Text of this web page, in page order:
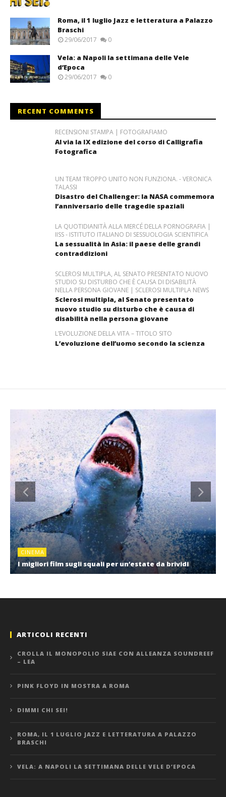
Roma, il 1 luglio Jazz e letteratura a Palazzo
Braschi
29/06/2017 0
Vela: a Napoli la settimana delle Vele
d’Epoca
29/06/2017 0
RECENT COMMENTS
RECENSIONI STAMPA | FOTOGRAFIAMO
Al via la IX edizione del corso di Calligrafia
Fotografica
UN TEAM TROPPO UNITO NON FUNZIONA. - VERONICA
TALASSI
Disastro del Challenger: la NASA commemora
l’anniversario delle tragedie spaziali
LA QUOTIDIANITÀ ALLA MERCÉ DELLA PORNOGRAFIA |
IISS - ISTITUTO ITALIANO DI SESSUOLOGIA SCIENTIFICA
La sessualità in Asia: il paese delle grandi
contraddizioni
SCLEROSI MULTIPLA, AL SENATO PRESENTATO NUOVO
STUDIO SU DISTURBO CHE È CAUSA DI DISABILITÀ
NELLA PERSONA GIOVANE | SCLEROSI MULTIPLA NEWS
Sclerosi multipla, al Senato presentato
nuovo studio su disturbo che è causa di
disabilità nella persona giovane
L’EVOLUZIONE DELLA VITA – TITOLO SITO
L’evoluzione dell’uomo secondo la scienza
CINEMA
I migliori film sugli squali per un’estate da brividi
ARTICOLI RECENTI
CROLLA IL MONOPOLIO SIAE CON ALLEANZA SOUNDREEF
– LEA
PINK FLOYD IN MOSTRA A ROMA
DIMMI CHI SEI!
ROMA, IL 1 LUGLIO JAZZ E LETTERATURA A PALAZZO
BRASCHI
VELA: A NAPOLI LA SETTIMANA DELLE VELE D’EPOCA